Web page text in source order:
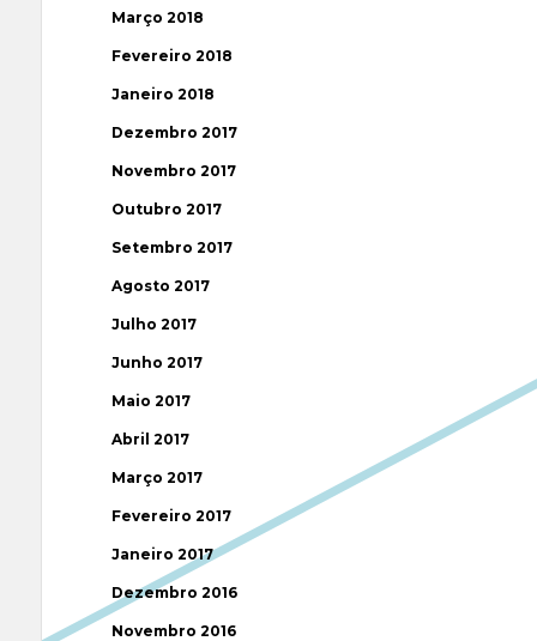
Março 2018
Fevereiro 2018
Janeiro 2018
Dezembro 2017
Novembro 2017
Outubro 2017
Setembro 2017
Agosto 2017
Julho 2017
Junho 2017
Maio 2017
Abril 2017
Março 2017
Fevereiro 2017
Janeiro 2017
Dezembro 2016
Novembro 2016